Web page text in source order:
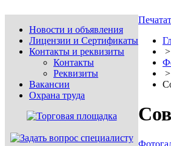
Новости и объявления
Лицензии и Сертификаты
Контакты и реквизиты
Контакты
Реквизиты
Вакансии
Охрана труда
>
>